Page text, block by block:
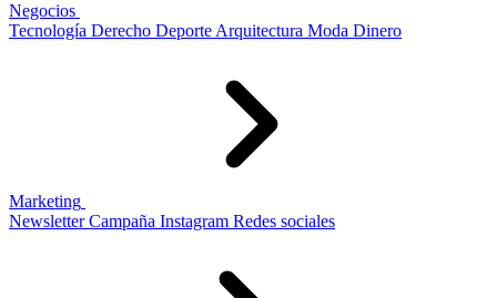
Negocios
Tecnología Derecho Deporte Arquitectura Moda Dinero
Marketing
Newsletter Campaña Instagram Redes sociales